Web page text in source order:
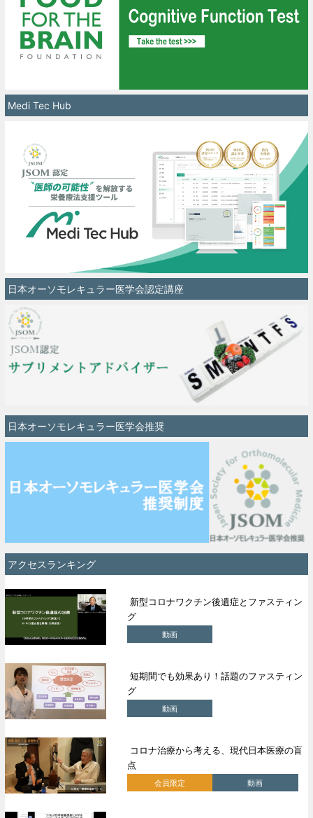
Medi Tec Hub
日本オーソモレキュラー医学会認定講座
日本オーソモレキュラー医学会推奨
アクセスランキング
新型コロナワクチン後遺症とファスティン
グ
動画
短期間でも効果あり！話題のファスティン
グ
動画
コロナ治療から考える、現代日本医療の盲
点
会員限定 動画